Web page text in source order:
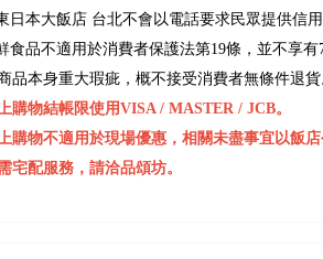
日本大飯店 台北不會以電話要求民眾提供信
食品不適用於消費者保護法第19條，並不享有
品本身重大瑕疵，概不接受消費者無條件退貨
購物結帳限使用VISA / MASTER / JCB。
購物不適用於現場優惠，相關未盡事宜以飯
宅配服務，請洽品頌坊。